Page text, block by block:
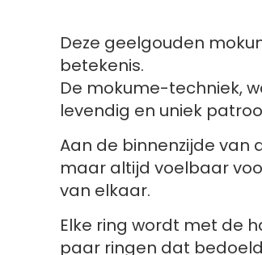
Deze geelgouden
betekenis.
De mokume-techniek,
levendig en uniek
Aan de binnenzijde van
maar altijd voelbaar
van elkaar.
Elke ring wordt met de
paar ringen dat